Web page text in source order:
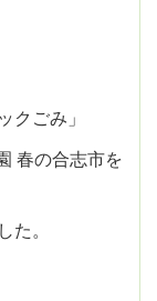
クごみ」
春の合志市を
た。